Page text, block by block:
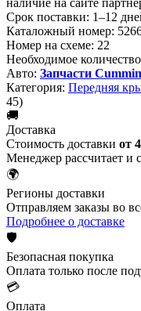
Срок поставки: 1–12
Каталожный номер:
Номер на схеме: 22
Необходимое
Авто: Запчасти
Категория: Передняя
45)
🚚
Доставка
Стоимость доставки от
Менеджер рассчитает и
🌍
Регионы доставки
Отправляем заказы во
Подробнее о доставке
🛡️
Безопасная покупка
Оплата только после
💳
Оплата